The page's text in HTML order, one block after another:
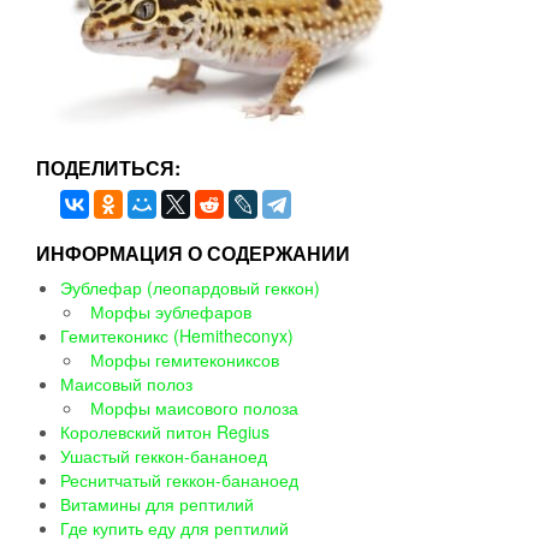
ПОДЕЛИТЬСЯ:
ИНФОРМАЦИЯ О СОДЕРЖАНИИ
Эублефар (леопардовый геккон)
Морфы эублефаров
Гемитеконикс (Hemitheconyx)
Морфы гемитекониксов
Маисовый полоз
Морфы маисового полоза
Королевский питон Regius
Ушастый геккон-бананоед
Реснитчатый геккон-бананоед
Витамины для рептилий
Где купить еду для рептилий